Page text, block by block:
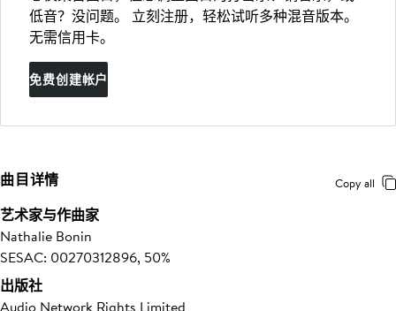
低音？没问题。 立刻注册，轻松试听多种混音版本。
无需信用卡。
免费创建帐户
曲目详情 Copy all
艺术家与作曲家
Nathalie Bonin
SESAC: 00270312896, 50%
出版社
Audio Network Rights Limited